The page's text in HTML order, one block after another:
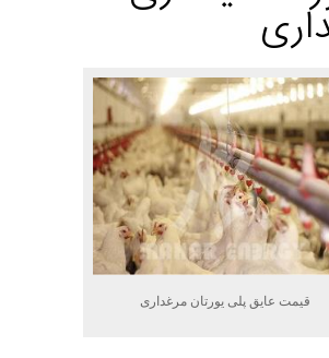
قیمت عایق پلی یورتان مرغداری